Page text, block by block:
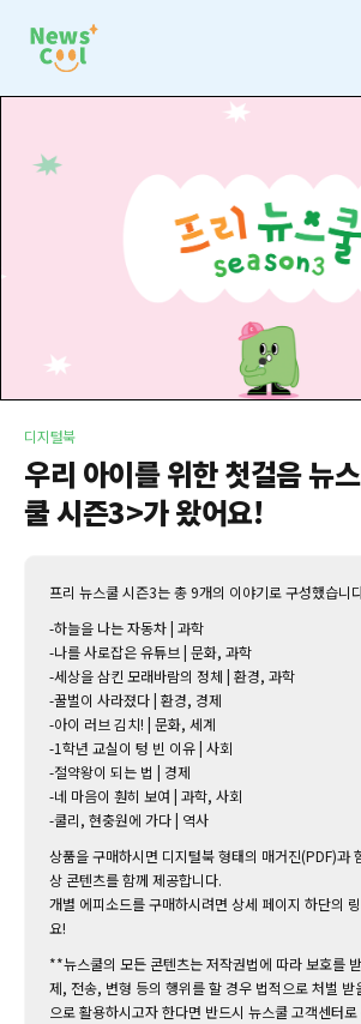
디지털북
우리 아이를 위한 첫걸음 뉴
쿨 시즌3>가 왔어요!
프리 뉴스쿨 시즌3는 총 9개의 이야기로 구성했습니
-하늘을 나는 자동차 | 과학
-나를 사로잡은 유튜브 | 문화, 과학
-세상을 삼킨 모래바람의 정체 | 환경, 과학
-꿀벌이 사라졌다 | 환경, 경제
-아이 러브 김치! | 문화, 세계
-1학년 교실이 텅 빈 이유 | 사회
-절약왕이 되는 법 | 경제
-네 마음이 훤히 보여 | 과학, 사회
-쿨리, 현충원에 가다 | 역사
상품을 구매하시면 디지털북 형태의 매거진(PDF)과
상 콘텐츠를 함께 제공합니다.
개별 에피소드를 구매하시려면 상세 페이지 하단의
요!
**뉴스쿨의 모든 콘텐츠는 저작권법에 따라 보호를
제, 전송, 변형 등의 행위를 할 경우 법적으로 처벌 받
으로 활용하시고자 한다면 반드시 뉴스쿨 고객센터